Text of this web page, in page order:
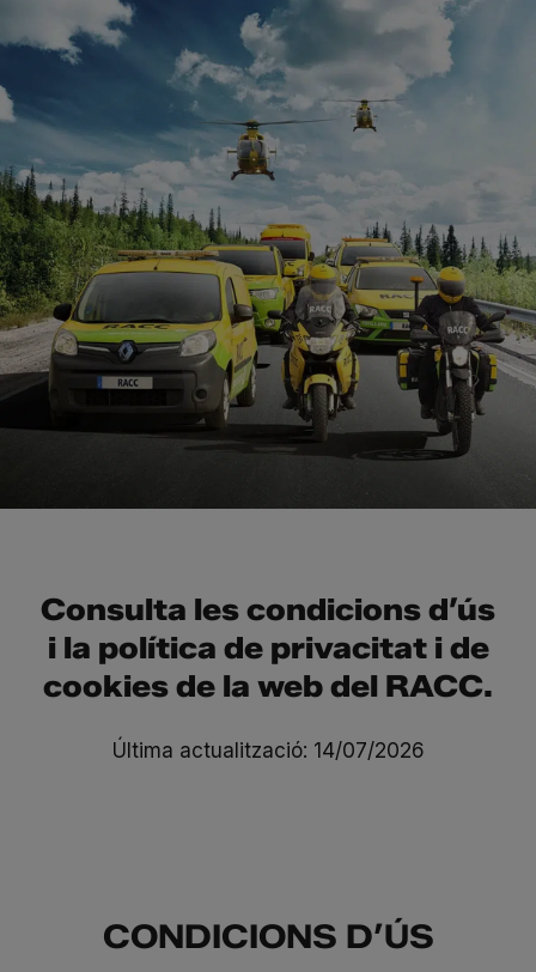
Consulta les condicions d’ús
i la política de privacitati de
cookies de la web del RACC.
Última actualització: 14/07/2026
CONDICIONS D’ÚS